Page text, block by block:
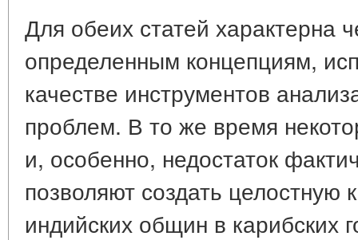
Для обеих статей характерна
определенным концепциям,
качестве инструментов
проблем. В то же время
и, особенно, недостаток
позволяют создать целостную
индийских общин в карибских